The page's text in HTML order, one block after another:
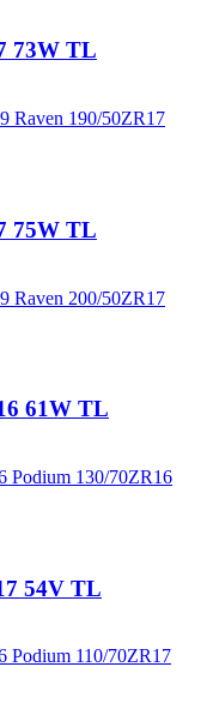
73W TL
75W TL
61W TL
54V TL